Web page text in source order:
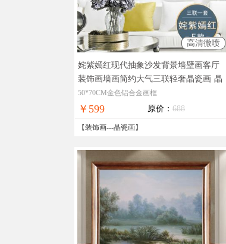
高清微喷
姹紫嫣红现代抽象沙发背景墙壁画客厅
装饰画墙画简约大气三联轻奢晶瓷画 晶
莹剔透奢华极致工厂直销十五天无理由
退换
50*70CM金色铝合金画框
￥599 原价： 688
【装饰画---晶瓷画】